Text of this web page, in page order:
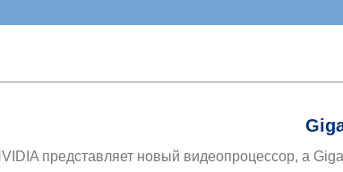
представляет новый видеопроцессор, а